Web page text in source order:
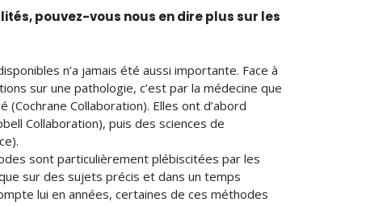
pouvez-vous nous en dire plus sur les
n’a jamais été aussi importante. Face à
sur une pathologie, c’est par la médecine que
Collaboration). Elles ont d’abord
Collaboration), puis des sciences de
sont particulièrement plébiscitées par les
sur des sujets précis et dans un temps
lui en années, certaines de ces méthodes